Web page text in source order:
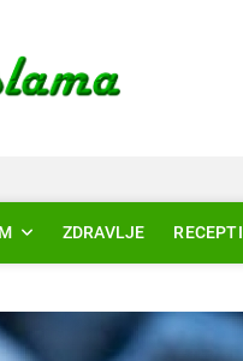
ZDRAVLJE RECEPTI